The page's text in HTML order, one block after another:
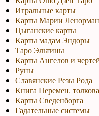
Игральные карты
Карты Марии Ленорман
Цыганские карты
Карты мадам Эндоры
Таро Эльтины
Карты Ангелов и
Руны
Славянские Резы Рода
Книга Перемен,
Карты Сведенборга
Гадательные системы